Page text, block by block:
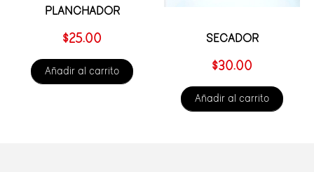
PLANCHADOR
$25.00
Añadir al carrito
SECADOR
$30.00
Añadir al carrito